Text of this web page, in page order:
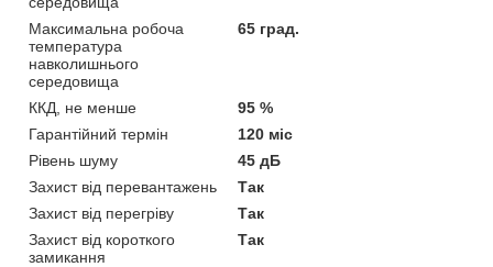
Максимальна робоча
температура
навколишнього
середовища
65 град.
ККД, не менше
95 %
Гарантійний термін
120 міс
Рівень шуму
45 дБ
Захист від перевантажень
Так
Захист від перегріву
Так
Захист від короткого
замикання
Так